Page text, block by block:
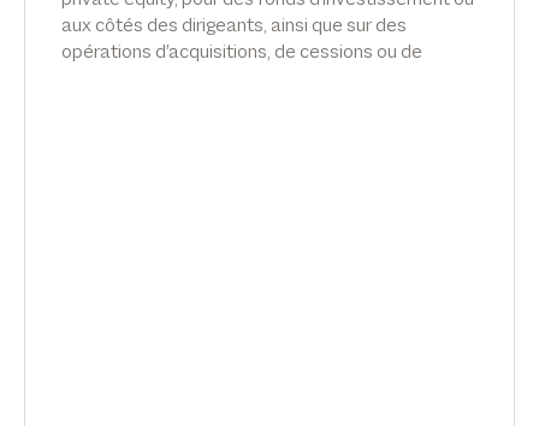
aux côtés des dirigeants, ainsi que sur des
opérations d'acquisitions, de cessions ou de